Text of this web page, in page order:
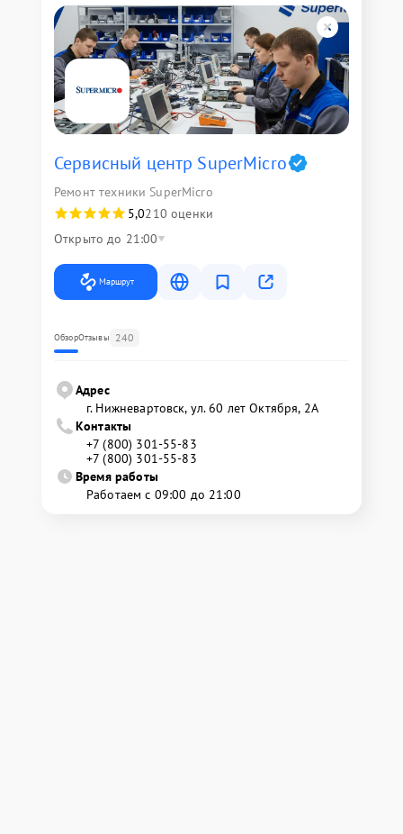
Сервисный центр SuperMicro
Ремонт техники SuperMicro
5,0210 оценки
Открыто до 21:00
Маршрут
ОбзорОтзывы 240
Адрес
г. Нижневартовск, ул. 60 лет Октября, 2А
Контакты
+7 (800) 301-55-83
+7 (800) 301-55-83
Время работы
Работаем с 09:00 до 21:00